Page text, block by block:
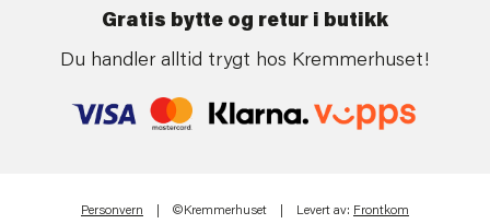
Gratis bytte og retur i butikk
Du handler alltid trygt hos Kremmerhuset!
Personvern | ©Kremmerhuset | Levert av: Frontkom